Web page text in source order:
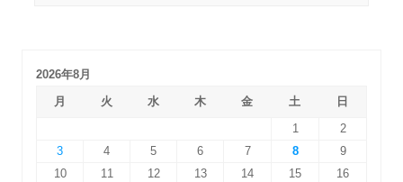
2026年8月
月
火 水 木 金 土
日
1
2
3
4 5 6 7 8
9
10
11 12 13 14 15
16